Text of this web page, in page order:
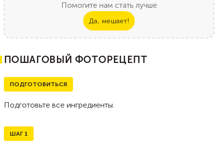
Помогите нам стать лучше
Да, мешает!
ПОШАГОВЫЙ ФОТОРЕЦЕПТ
ПОДГОТОВИТЬСЯ
Подготовьте все ингредиенты.
ШАГ 1